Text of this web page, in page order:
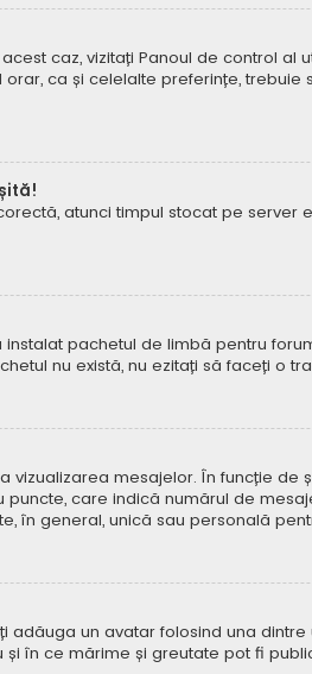
caz, vizitați Panoul de control al
orar, ca și celelalte preferințe,
atunci timpul stocat pe
pachetul de limbă pentru
nu există, nu ezitați să faceți o
mesajelor. În funcție
care indică numărul de
în general, unică sau personală
adăuga un avatar folosind una
în ce mărime și greutate pot fi